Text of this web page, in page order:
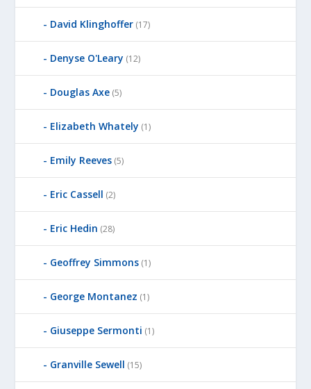
David Klinghoffer (17)
Denyse O'Leary (12)
Douglas Axe (5)
Elizabeth Whately (1)
Emily Reeves (5)
Eric Cassell (2)
Eric Hedin (28)
Geoffrey Simmons (1)
George Montanez (1)
Giuseppe Sermonti (1)
Granville Sewell (15)